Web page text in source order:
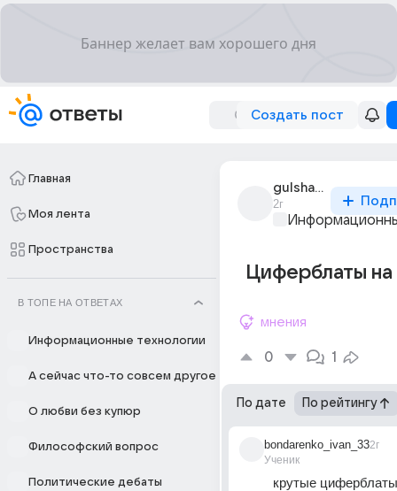
Создать пост
Главная
Моя лента
Пространства
В ТОПЕ НА ОТВЕТАХ
Информационные технологии
А сейчас что-то совсем другое
О любви без купюр
Философский вопрос
Политические дебаты
gulshat_740
2г
Циферблаты на
мнения
0 1
По дате По рейтингу
bondarenko_ivan_33
Ученик
2г
крутые